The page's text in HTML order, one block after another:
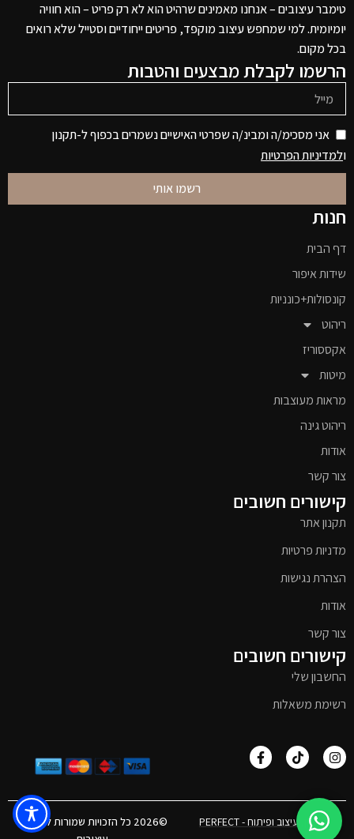
טימבר עיצובים – אנחנו מאמינים שרהיט הוא לא רק פריט – הוא חוויה
יומיומית. למי שמחפש עיצוב מוקפד, פריטים ייחודיים וסטייל שלא רואים
בכל מקום.
הרשמו לקבלת מבצעים והטבות
אני מסכימ/ה ומבינ/ה שפרטי האישיים נשמרים בכפוף ל-תקנון
ולמדיניות הפרטיות
רשמו אותי
חנות
דף הבית
שידות איפור
קונסולות+כונניות
ריהוט
אקססוריז
מיטות
מראות מעוצבות
ריהוט גינה
אודות
צור קשר
קישורים חשובים
תקנון אתר
מדניות פרטיות
הצהרת נגישות
אודות
צור קשר
קישורים חשובים
החשבון שלי
רשימת משאלות
אפיון, עיצוב ופיתוח - PERFECT
©2026 כל הזכויות שמורות לטימבר